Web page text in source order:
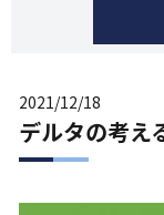
2021/12/18
デルタの考え